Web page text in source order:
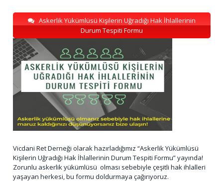
Askerlik Yükümlüsü Kişilerin Uğradığı Hak İhlallerinin
Durum Tespiti Formu
Vicdani Ret Derneği olarak hazırladığımız “Askerlik Yükümlüsü
Kişilerin Uğradığı Hak İhlallerinin Durum Tespiti Formu” yayında!
Zorunlu askerlik yükümlüsü olması sebebiyle çeşitli hak ihlalleri
yaşayan herkesi, bu formu doldurmaya çağırıyoruz.